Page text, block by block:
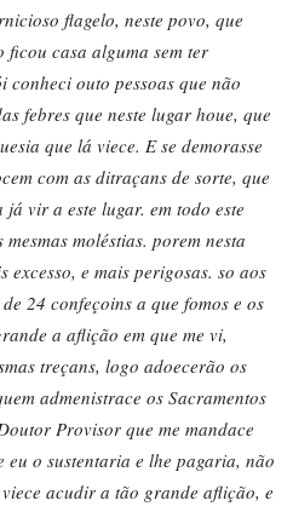
flagelo, neste povo, que
ficou casa alguma sem ter
conheci outo pessoas que não
febres que neste lugar houe, que
que lá viece. E se demorasse
com as ditraçans de sorte, que
vir a este lugar. em todo este
moléstias. porem nesta
e mais perigosas. so aos
24 confeçoins a que fomos e os
a aflição em que me vi,
treçans, logo adoecerão os
admenistrace os Sacramentos
Provisor que me mandace
o sustentaria e lhe pagaria, não
acudir a tão grande aflição, e